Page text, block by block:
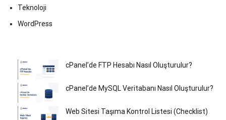
Teknoloji
WordPress
cPanel’de FTP Hesabı Nasıl Oluşturulur?
cPanel’de MySQL Veritabanı Nasıl Oluşturulur?
Web Sitesi Taşıma Kontrol Listesi (Checklist)